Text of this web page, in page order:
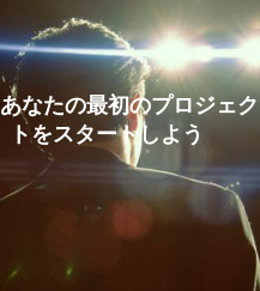
あなたの最初のプロジェク
トをスタートしよう